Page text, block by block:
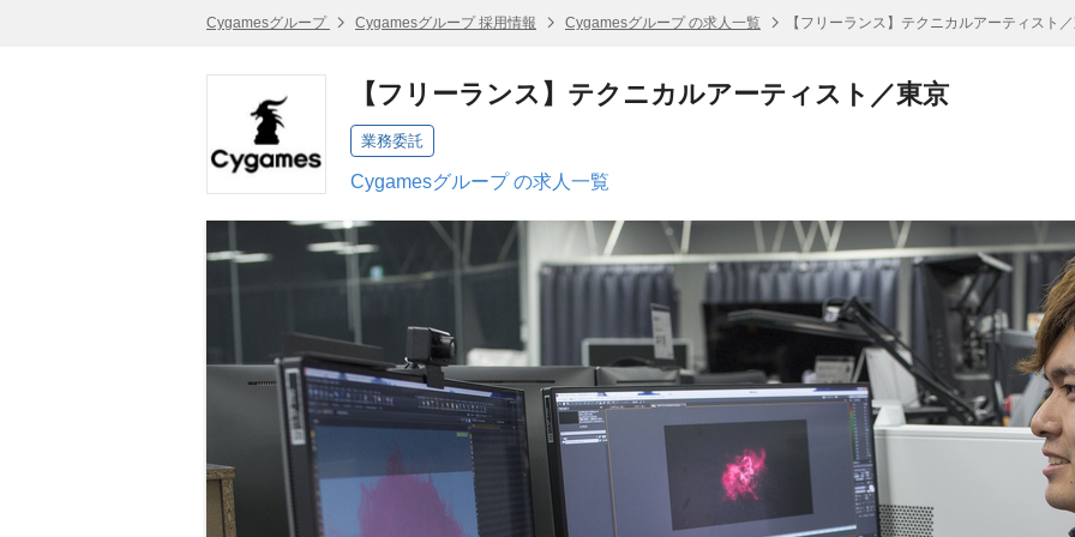
Cygamesグループ Cygamesグループ 採用情報 Cygamesグループ の求人一覧 【フリーランス】テクニカルアーティスト
【フリーランス】テクニカルアーティスト／東京
業務委託
Cygamesグループ の求人一覧